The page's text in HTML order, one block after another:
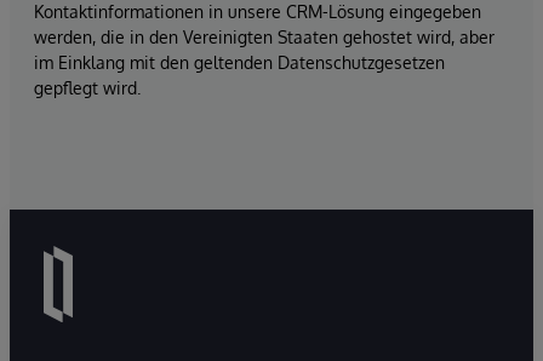
Kontaktinformationen in unsere CRM-Lösung eingegeben
werden, die in den Vereinigten Staaten gehostet wird, aber
im Einklang mit den geltenden Datenschutzgesetzen
gepflegt wird.